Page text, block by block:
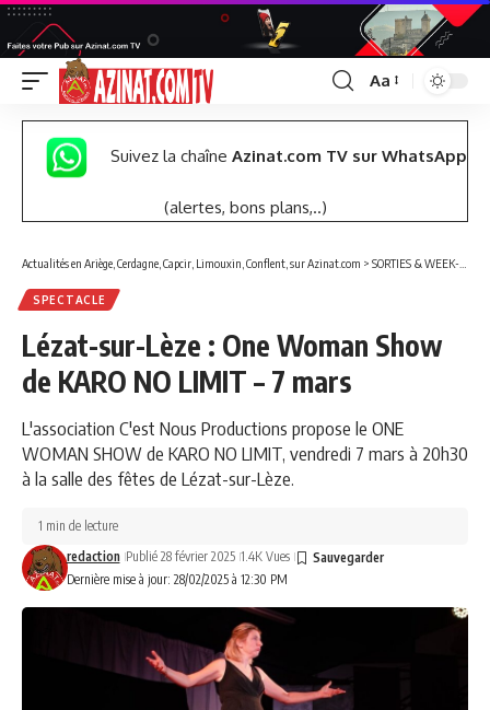
Font
Resizer
Aa
Suivez la chaîne Azinat.com TV sur WhatsApp
(alertes, bons plans,..)
Actualités en Ariège, Cerdagne, Capcir, Limouxin, Conflent, sur Azinat.com > SORTIES & WEEK-END
SPECTACLE
Lézat-sur-Lèze : One Woman Show
de KARO NO LIMIT – 7 mars
L'association C'est Nous Productions propose le ONE
WOMAN SHOW de KARO NO LIMIT, vendredi 7 mars à 20h30
à la salle des fêtes de Lézat-sur-Lèze.
Dernière mise à jour: 28/02/2025 à 12:30 PM
redaction Publié 28 février 2025 1.4K Vues
1 min de lecture